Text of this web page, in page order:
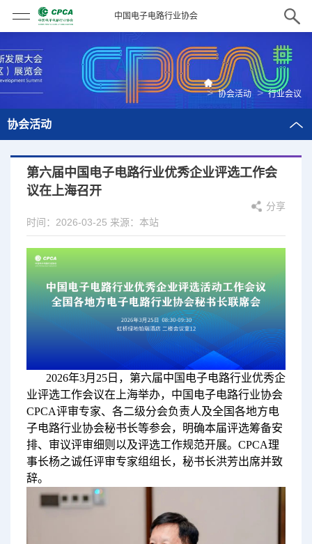
中国电子电路行业协会
> 协会活动 > 行业会议
协会活动
第六届中国电子电路行业优秀企业评选工作会
议在上海召开
分享
时间：2026-03-25 来源：本站
2026年3月25日，第六届中国电子电路行业优秀企
业评选工作会议在上海举办，中国电子电路行业协会
CPCA评审专家、各二级分会负责人及全国各地方电
子电路行业协会秘书长等参会，明确本届评选筹备安
排、审议评审细则以及评选工作规范开展。CPCA理
事长杨之诚任评审专家组组长，秘书长洪芳出席并致
辞。